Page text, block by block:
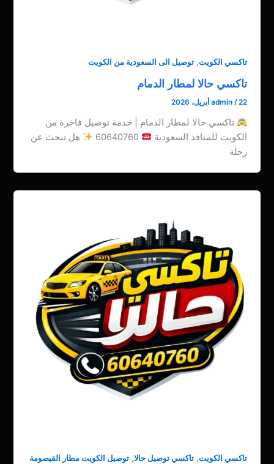
تاكسي الكويت,توصيل الى السعودية من الكويت
تاكسي حالا لمطار الدمام
admin /22 أبريل، 2026
تاكسي حالا لمطار الدمام | خدمة توصيل فاخرة من
الكويت للمنافذ السعودية
هل تبحث عن
رحلة
تاكسي الكويت,تاكسي توصيل حالا,توصيل الكويت مطار القيصومة